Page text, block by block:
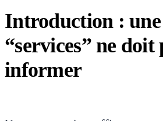
Introduction : une
“services” ne doit
informer